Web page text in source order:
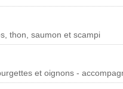
thon, saumon et scampi
et oignons -